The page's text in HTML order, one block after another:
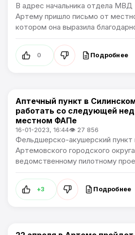
В адрес начальника отдела МВД
Артему пришло письмо от
котором она выразила
0 Подробнее
Общество
Аптечный пункт в
работать со следующей
местном ФАПе
16-01-2023, 16:44👁 27 856
Фельдшерско-акушерский пункт
Артемовского городского
ведомственному пилотному
+3 Подробнее